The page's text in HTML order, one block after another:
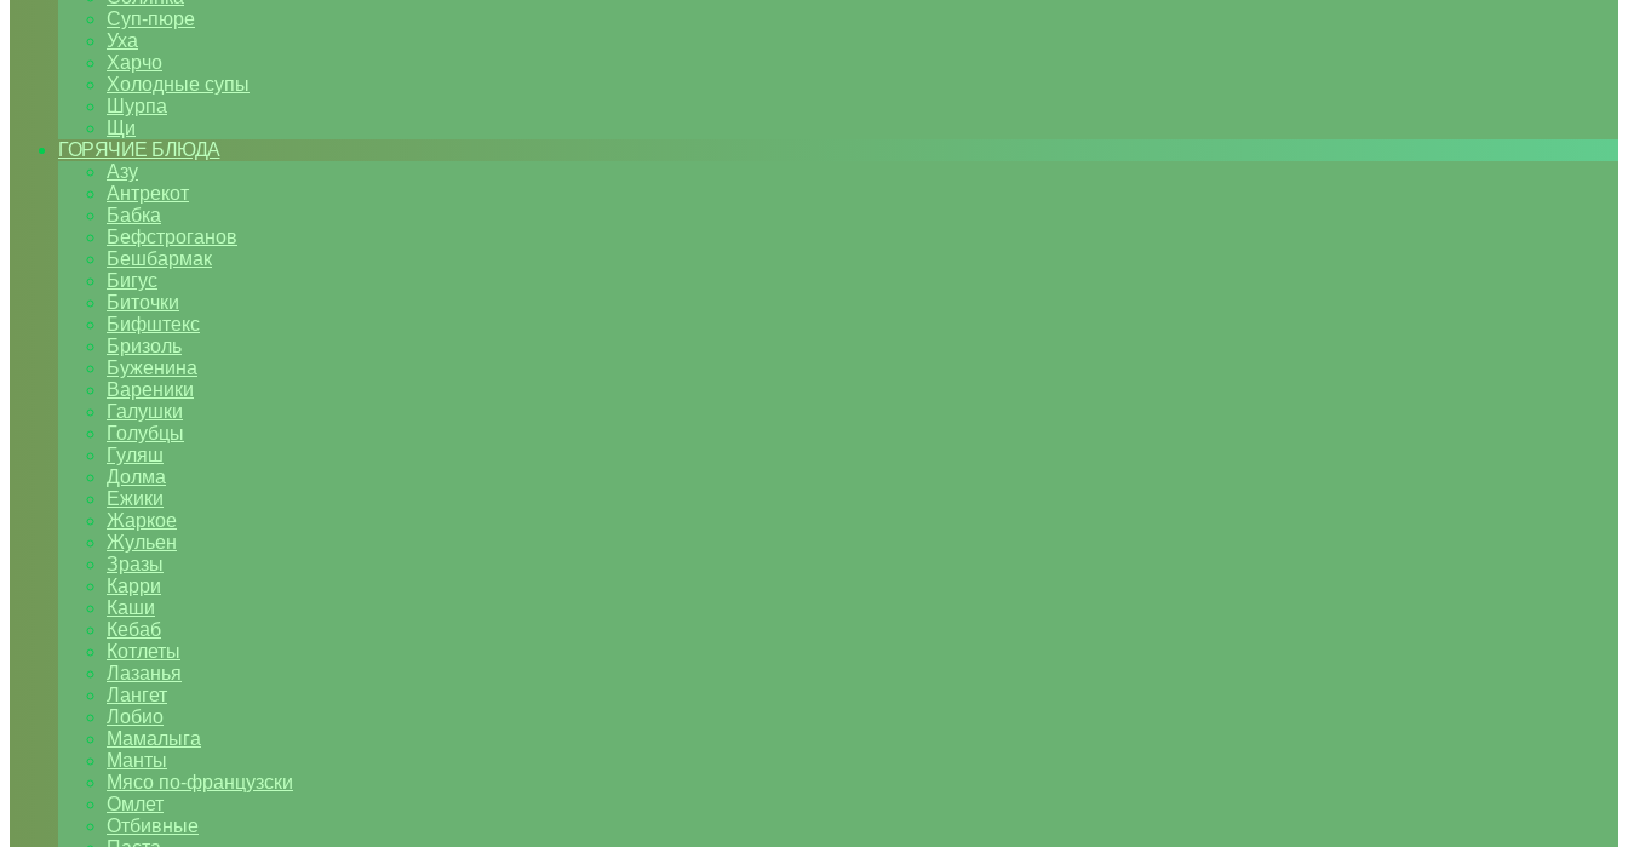
Суп-пюре
Уха
Харчо
Холодные супы
Шурпа
Щи
ГОРЯЧИЕ БЛЮДА
Азу
Антрекот
Бабка
Бефстроганов
Бешбармак
Бигус
Биточки
Бифштекс
Бризоль
Буженина
Вареники
Галушки
Голубцы
Гуляш
Долма
Ежики
Жаркое
Жульен
Зразы
Карри
Каши
Кебаб
Котлеты
Лазанья
Лангет
Лобио
Мамалыга
Манты
Мясо по-французски
Омлет
Отбивные